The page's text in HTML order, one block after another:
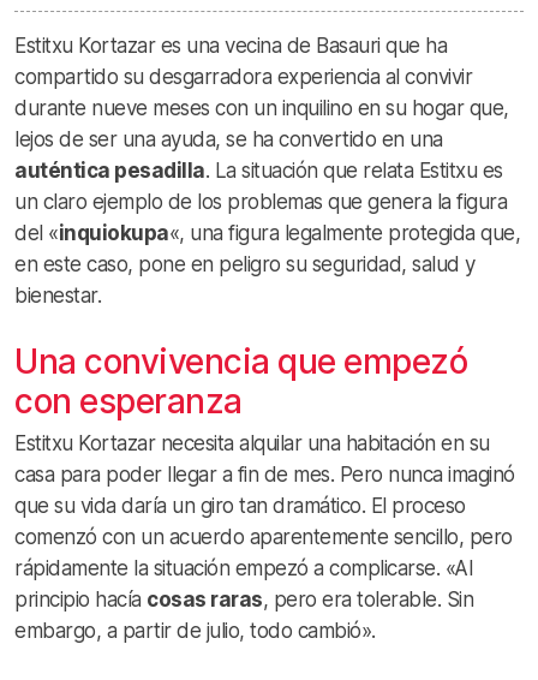
Estitxu Kortazar es una vecina de Basauri que ha
compartido su desgarradora experiencia al convivir
durante nueve meses con un inquilino en su hogar que,
lejos de ser una ayuda, se ha convertido en una
auténtica pesadilla. La situación que relata Estitxu es
un claro ejemplo de los problemas que genera la figura
del «inquiokupa«, una figura legalmente protegida que,
en este caso, pone en peligro su seguridad, salud y
bienestar.
Una convivencia que empezó
con esperanza
Estitxu Kortazar necesita alquilar una habitación en su
casa para poder llegar a fin de mes. Pero nunca imaginó
que su vida daría un giro tan dramático. El proceso
comenzó con un acuerdo aparentemente sencillo, pero
rápidamente la situación empezó a complicarse. «Al
principio hacía cosas raras, pero era tolerable. Sin
embargo, a partir de julio, todo cambió».